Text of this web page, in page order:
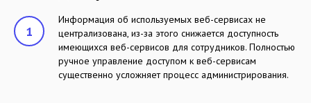
Информация об используемых веб-сервисах не
централизована, из-за этого снижается доступность
имеющихся веб-сервисов для сотрудников. Полностью
ручное управление доступом к веб-сервисам
существенно усложняет процесс администрирования.